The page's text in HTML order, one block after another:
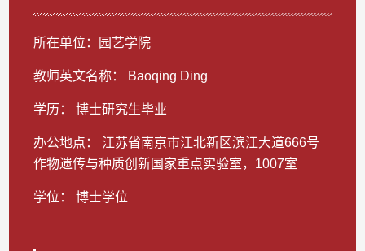
所在单位：园艺学院
教师英文名称： Baoqing Ding
学历： 博士研究生毕业
办公地点： 江苏省南京市江北新区滨江大道666号
作物遗传与种质创新国家重点实验室，1007室
学位： 博士学位